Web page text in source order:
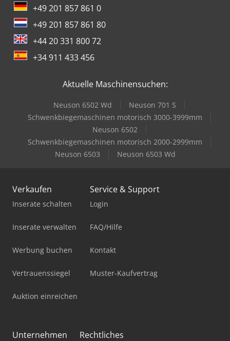
+49 201 857 861 0
+49 201 857 861 80
+44 20 331 800 72
+34 911 433 456
Aktuelle Maschinensuchen:
Neuson 6502 Wd
Neuson 701 S
Schwenkbiegemaschinen motorisch 3000-3999mm
Neuson 6502
Schwenkbiegemaschinen motorisch 2000-2999mm
Neuson 6503
Neuson 6503 Wd
Verkaufen
Inserate schalten
Inserate verwalten
Werbung buchen
Vertrauenssiegel
Auktion einreichen
Service & Support
Login
FAQ/Hilfe
Kontakt
Muster-Kaufvertrag
Unternehmen Rechtliches